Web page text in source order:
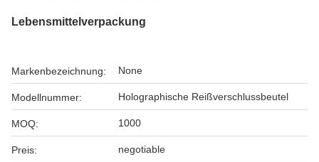
Lebensmittelverpackung
Markenbezeichnung: None
Modellnummer: Holographische Reißverschlussbeutel
MOQ: 1000
Preis: negotiable